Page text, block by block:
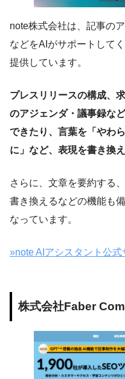
note株式会社は、記事の
などをAIがサポートして
提供しています。
プレスリリースの構成、
のアジェンダ・議事録な
できたり、言葉を「やわ
に」など、表現を書き換
さらに、文章を要約する
書き換えるなどの機能も
なっています。
»note AIアシスタント公式
株式会社Faber